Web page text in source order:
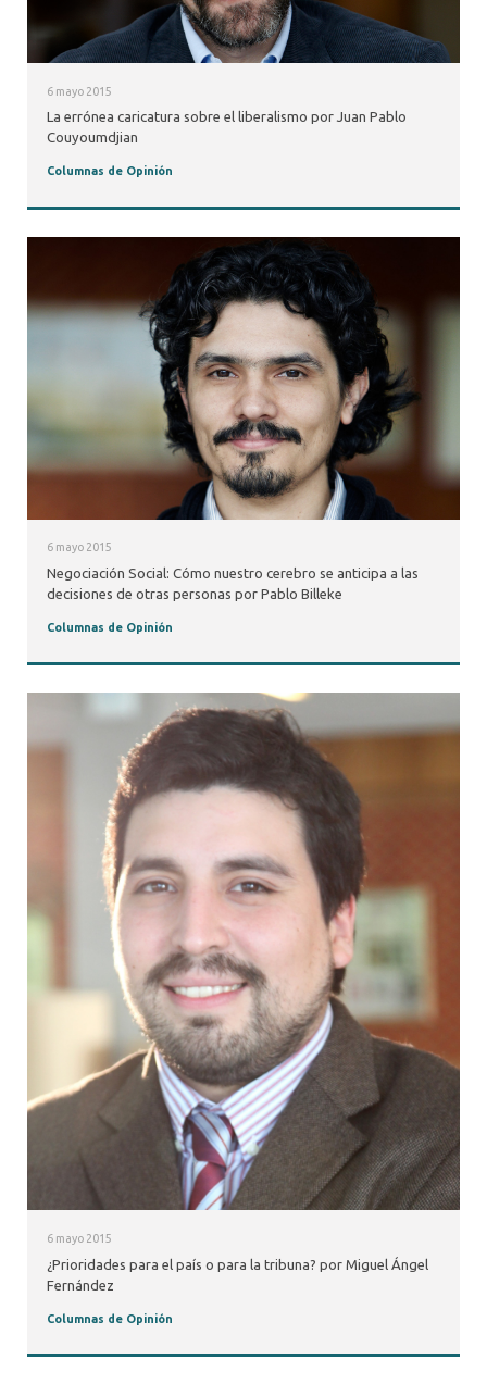
6 mayo 2015
La errónea caricatura sobre el liberalismo por Juan Pablo
Couyoumdjian
Columnas de Opinión
6 mayo 2015
Negociación Social: Cómo nuestro cerebro se anticipa a las
decisiones de otras personas por Pablo Billeke
Columnas de Opinión
6 mayo 2015
¿Prioridades para el país o para la tribuna? por Miguel Ángel
Fernández
Columnas de Opinión